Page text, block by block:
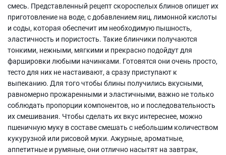
смесь. Представленный рецепт скороспелых блинов опишет их
приготовление на воде, с добавлением яиц, лимонной кислоты
и соды, которая обеспечит им необходимую пышность,
эластичность и пористость. Такие блинчики получаются
тонкими, нежными, мягкими и прекрасно подойдут для
фаршировки любыми начинками. Готовятся они очень просто,
тесто для них не настаивают, а сразу приступают к
выпеканию. Для того чтобы блины получились вкусными,
равномерно прожаренными и эластичными, важно не только
соблюдать пропорции компонентов, но и последовательность
их смешивания. Чтобы сделать их вкус интереснее, можно
пшеничную муку в составе смешать с небольшим количеством
кукурузной или рисовой муки. Ажурные, ароматные,
аппетитные и румяные, они отлично насытят на завтрак,